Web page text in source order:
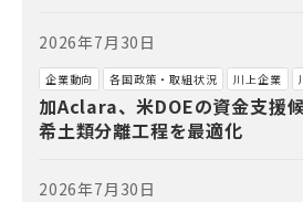
2026年7月30日
企業動向 各国政策・取組状況 川上企業
加Aclara、米DOEの資金支援
希土類分離工程を最適化
2026年7月30日